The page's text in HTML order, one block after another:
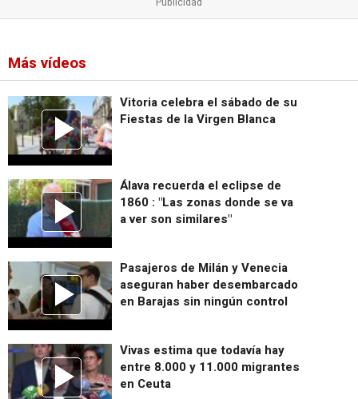
Más vídeos
Vitoria celebra el sábado de su
Fiestas de la Virgen Blanca
Álava recuerda el eclipse de
1860 : "Las zonas donde se va
a ver son similares"
Pasajeros de Milán y Venecia
aseguran haber desembarcado
en Barajas sin ningún control
Vivas estima que todavía hay
entre 8.000 y 11.000 migrantes
en Ceuta